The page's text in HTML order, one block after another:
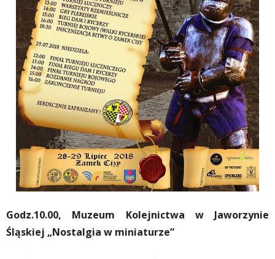
Godz.10.00, Muzeum Kolejnictwa w Jaworzynie
Śląskiej „Nostalgia w miniaturze”